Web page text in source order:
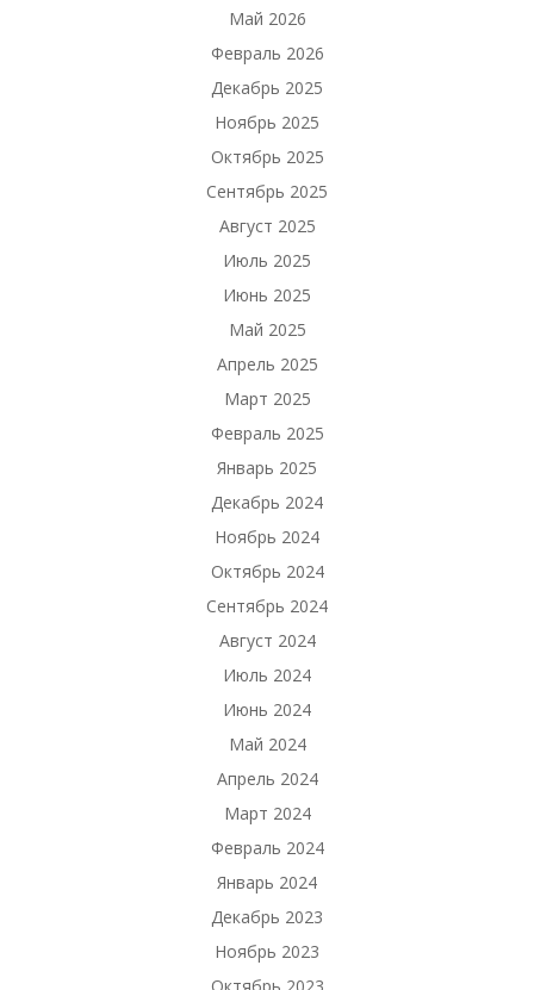
Май 2026
Февраль 2026
Декабрь 2025
Ноябрь 2025
Октябрь 2025
Сентябрь 2025
Август 2025
Июль 2025
Июнь 2025
Май 2025
Апрель 2025
Март 2025
Февраль 2025
Январь 2025
Декабрь 2024
Ноябрь 2024
Октябрь 2024
Сентябрь 2024
Август 2024
Июль 2024
Июнь 2024
Май 2024
Апрель 2024
Март 2024
Февраль 2024
Январь 2024
Декабрь 2023
Ноябрь 2023